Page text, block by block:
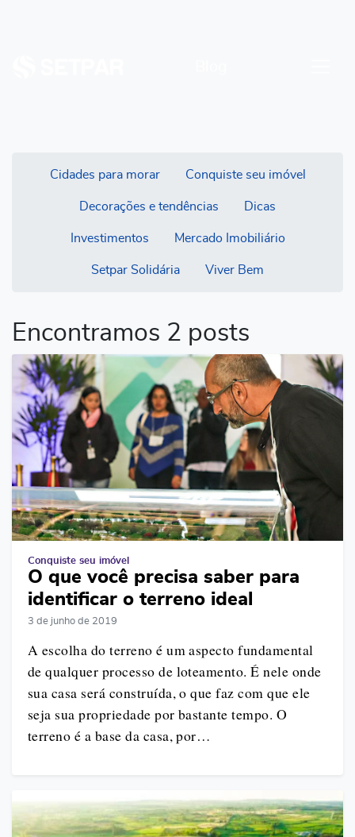
Cidades para morar Conquiste seu imóvel
Decorações e tendências Dicas
Investimentos Mercado Imobiliário
Setpar Solidária Viver Bem
Encontramos 2 posts
Conquiste seu imóvel
O que você precisa saber para
identificar o terreno ideal
3 de junho de 2019
A escolha do terreno é um aspecto fundamental
de qualquer processo de loteamento. É nele onde
sua casa será construída, o que faz com que ele
seja sua propriedade por bastante tempo. O
terreno é a base da casa, por…